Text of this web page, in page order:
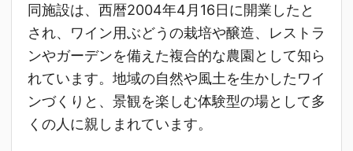
同施設は、西暦2004年4月16日に開業したと
され、ワイン用ぶどうの栽培や醸造、レストラ
ンやガーデンを備えた複合的な農園として知ら
れています。地域の自然や風土を生かしたワイ
ンづくりと、景観を楽しむ体験型の場として多
くの人に親しまれています。